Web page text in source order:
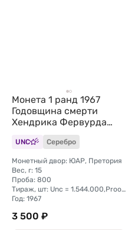
Монета 1 ранд 1967
Годовщина смерти
Хендрика Фервурда
SUID ЮАР
UNC Серебро
Монетный двор: ЮАР, Претория
Вес, г: 15
Проба: 800
Тираж, шт: Unc = 1.544.000,Proof = 25.000
Год: 1967
3 500 ₽